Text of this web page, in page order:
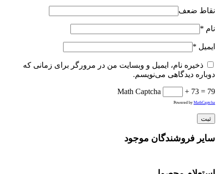
نقاط ضعف
نام *
ایمیل *
ذخیره نام، ایمیل و وبسایت من در مرورگر برای زمانی که
دوباره دیدگاهی می‌نویسم.
Math Captcha + 73 = 79
Powered by MathCaptcha
سایر فروشندگان موجود